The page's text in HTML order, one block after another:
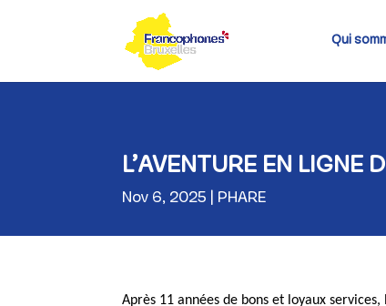
Qui
L’AVENTURE EN LIGNE
Nov 6, 2025 PHARE
Après 11 années de bons et loyaux